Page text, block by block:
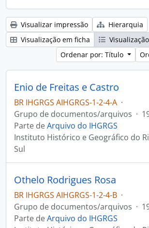
Visualizar impressão
Hierarquia
Visualização em ficha
Ordenar por: Título
Enio de Freitas e Castro
BR IHGRGS AIHGRGS-1-2-4-A ·
Grupo de documentos/arquivos ·
Parte deArquivo do IHGRGS
Instituto Histórico e Geográfico do
Sul
Othelo Rodrigues Rosa
BR IHGRGS AIHGRGS-1-2-4-B ·
Grupo de documentos/arquivos ·
Parte deArquivo do IHGRGS